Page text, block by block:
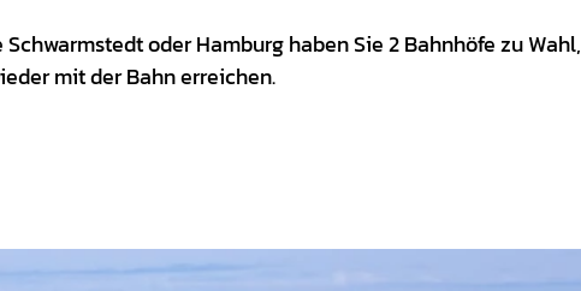
oder Hamburg haben Sie 2 Bahnhöfe zu Wahl,
mit der Bahn erreichen.